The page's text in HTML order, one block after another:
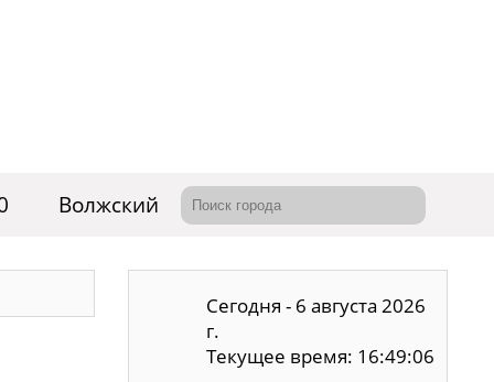
Волжский
Сегодня - 6 августа 2026
г.
Текущее время: 16:49:07